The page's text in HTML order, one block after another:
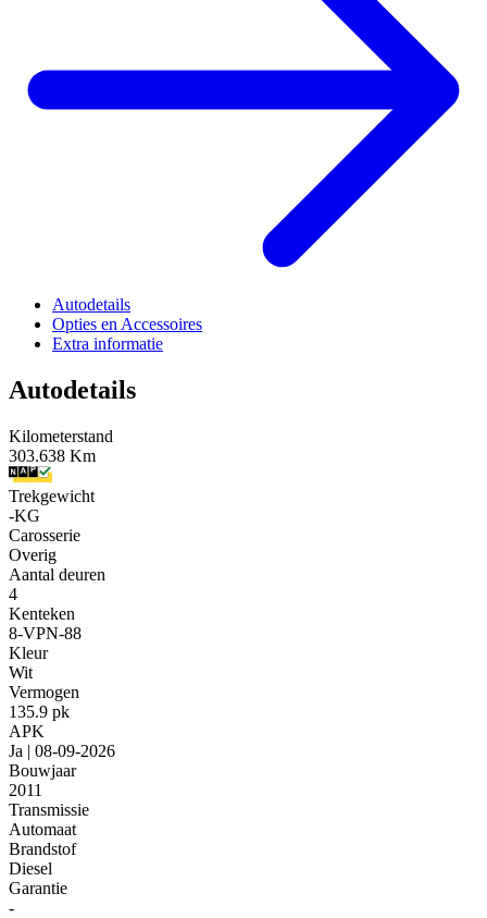
Autodetails
Opties en Accessoires
Extra informatie
Autodetails
Kilometerstand
303.638 Km
Trekgewicht
-KG
Carosserie
Overig
Aantal deuren
4
Kenteken
8-VPN-88
Kleur
Wit
Vermogen
135.9 pk
APK
Ja | 08-09-2026
Bouwjaar
2011
Transmissie
Automaat
Brandstof
Diesel
Garantie
-